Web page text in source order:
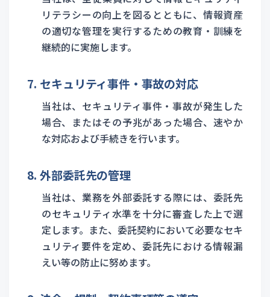
リテラシーの向上を図るとともに、情報資産
の適切な管理を実行するための教育・訓練を
継続的に実施します。
7. セキュリティ事件・事故の対応
当社は、セキュリティ事件・事故が発生した
場合、またはその予兆があった場合、速やか
な対応および手続きを行います。
8. 外部委託先の管理
当社は、業務を外部委託する際には、委託先
のセキュリティ水準を十分に審査した上で選
定します。また、委託契約において必要なセキ
ュリティ要件を定め、委託先における情報漏
えい等の防止に努めます。